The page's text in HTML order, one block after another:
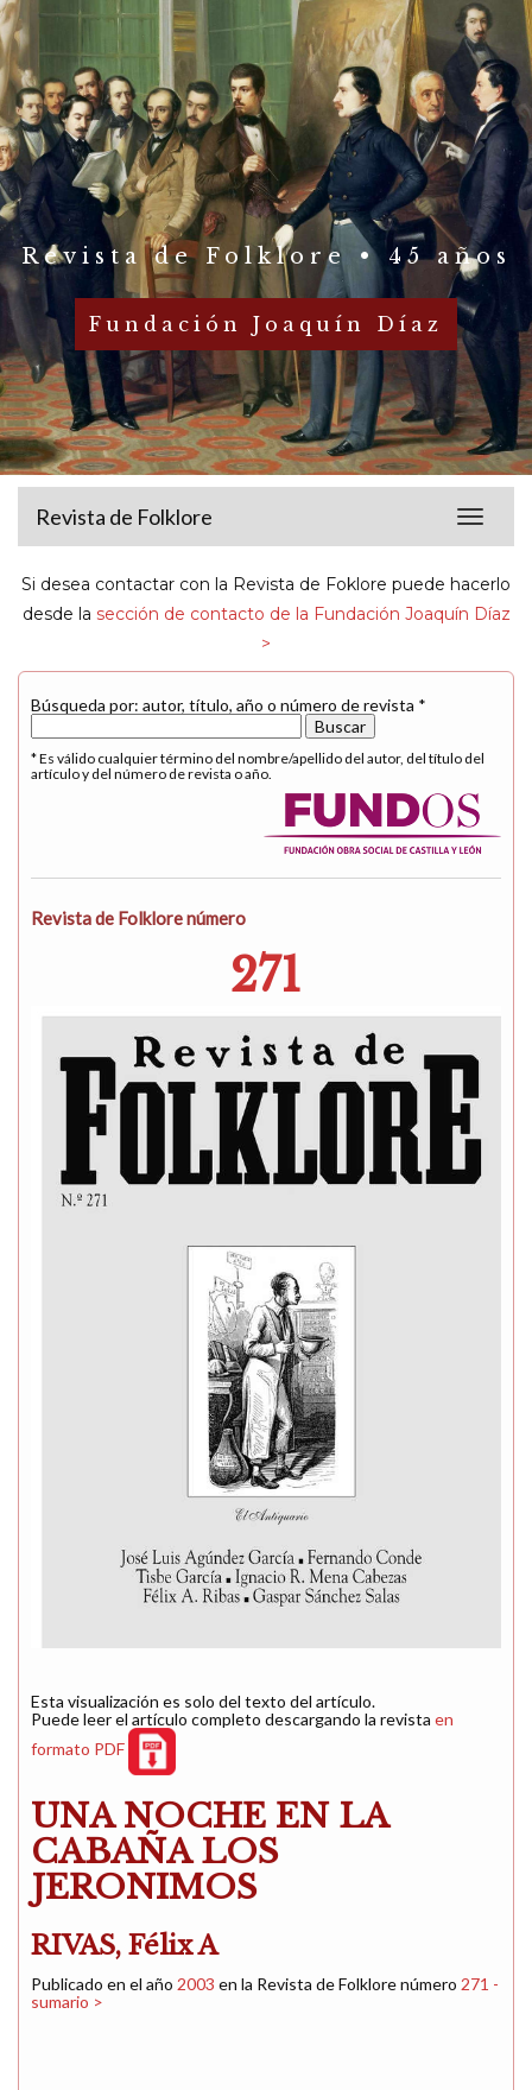
Revista de Folklore • 45 años
Fundación Joaquín Díaz
Toggle
Revista de Folklore
Si desea contactar con la Revista de Foklore puede hacerlo
desde la sección de contacto de la Fundación Joaquín Díaz
>
Búsqueda por: autor, título, año o número de revista *
* Es válido cualquier término del nombre/apellido del autor, del título del
artículo y del número de revista o año.
Revista de Folklore número
271
Esta visualización es solo del texto del artículo.
Puede leer el artículo completo descargando la revista en
formato PDF
UNA NOCHE EN LA
CABAÑA LOS
JERONIMOS
RIVAS, Félix A
Publicado en el año 2003 en la Revista de Folklore número 271 -
sumario >